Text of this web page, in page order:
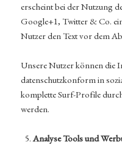
erscheint bei der Nutzung
Google+1, Twitter & Co.
Nutzer den Text vor dem
Unsere Nutzer können die
datenschutzkonform in
komplette Surf-Profile
werden.
Analyse Tools und